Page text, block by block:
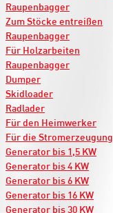
Raupenbagger
Zum Stöcke entreißen
Raupenbagger
Für Holzarbeiten
Raupenbagger
Dumper
Skidloader
Radlader
Für den Heimwerker
Für die Stromerzeugung
Generator bis 1,5 KW
Generator bis 4 KW
Generator bis 6 KW
Generator bis 16 KW
Generator bis 30 KW